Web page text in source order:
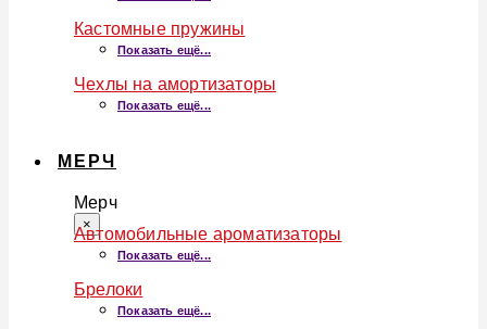
Кастомные пружины
Показать ещё...
Чехлы на амортизаторы
Показать ещё...
МЕРЧ
Мерч
×
Автомобильные ароматизаторы
Показать ещё...
Брелоки
Показать ещё...